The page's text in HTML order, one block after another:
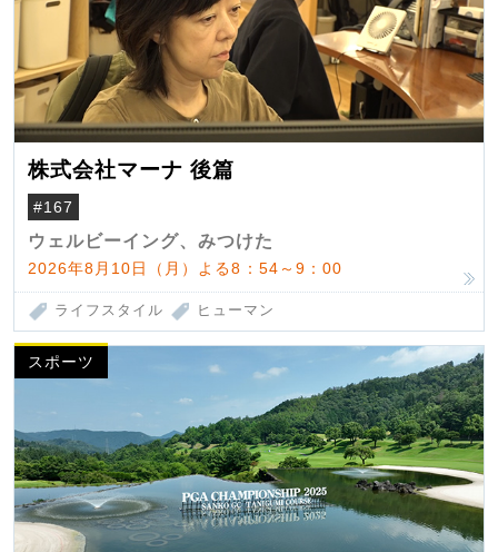
株式会社マーナ 後篇
#167
ウェルビーイング、みつけた
2026年8月10日（月）よる8：54～9：00
ライフスタイル ヒューマン
スポーツ